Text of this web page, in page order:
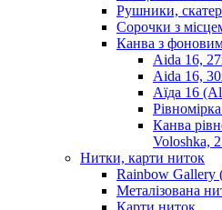
Рушники,
Сорочки з
Канва з
Aida 16,
Aida 16,
Аїда 16
Канва
Voloshka,
Нитки, карти ниток
Rainbow
Металізована
Карти ниток